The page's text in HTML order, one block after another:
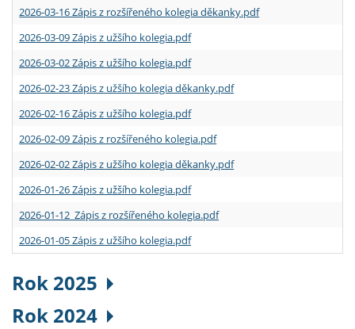
2026-03-16 Zápis z rozšířeného kolegia děkanky.pdf
2026-03-09 Zápis z užšího kolegia.pdf
2026-03-02 Zápis z užšího kolegia.pdf
2026-02-23 Zápis z užšího kolegia děkanky.pdf
2026-02-16 Zápis z užšího kolegia.pdf
2026-02-09 Zápis z rozšířeného kolegia.pdf
2026-02-02 Zápis z užšího kolegia děkanky.pdf
2026-01-26 Zápis z užšího kolegia.pdf
2026-01-12 Zápis z rozšířeného kolegia.pdf
2026-01-05 Zápis z užšího kolegia.pdf
Rok 2025
Rok 2024